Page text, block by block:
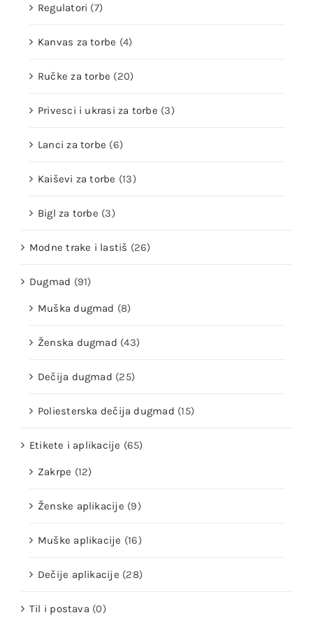
Regulatori (7)
Kanvas za torbe (4)
Ručke za torbe (20)
Privesci i ukrasi za torbe (3)
Lanci za torbe (6)
Kaiševi za torbe (13)
Bigl za torbe (3)
Modne trake i lastiš (26)
Dugmad (91)
Muška dugmad (8)
Ženska dugmad (43)
Dečija dugmad (25)
Poliesterska dečija dugmad (15)
Etikete i aplikacije (65)
Zakrpe (12)
Ženske aplikacije (9)
Muške aplikacije (16)
Dečije aplikacije (28)
Til i postava (0)